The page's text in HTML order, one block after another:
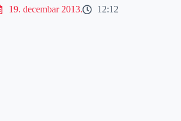
19. decembar 2013. 12:12